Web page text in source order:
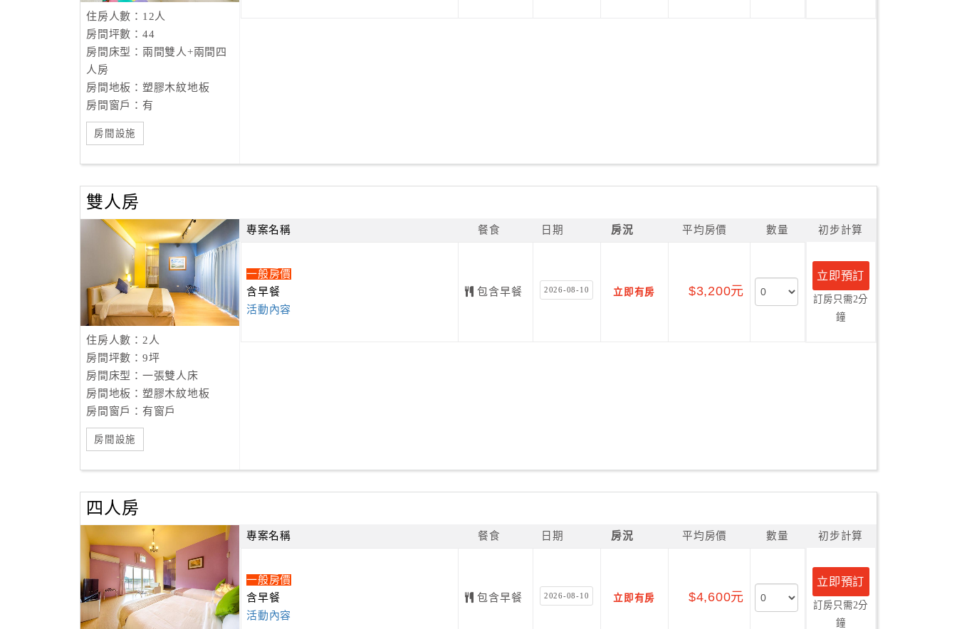
提供嬰兒床、澡盆及奶瓶消毒鍋（有需要請事前告知）
提供玄米茶製作體驗、香草餅乾烘培手作DIY、手工柴窯、烤披薩DIY（註：需收費，人數需滿10人並提前
預定）
提供龜山島賞鯨豚繞島登島、安農溪泛舟代訂服務、員山圳頭-鴛鴦溪溯溪、南方澳浮潛+龍板舟太平洋深度
體驗、太平山莊住宿、綠色博覽會、宜蘭國際童玩藝術節等優惠代訂服務
住房人數：12人
房間坪數：44
房間床型：兩間雙人+兩間四
人房
房間地板：塑膠木紋地板
房間窗戶：有
房間設施
雙人房
住房人數：2人
房間坪數：9坪
房間床型：一張雙人床
房間地板：塑膠木紋地板
房間窗戶：有窗戶
房間設施
專案名稱 餐食 日期 房況 平均房價 數量 初步計算
一般房價
含早餐
活動內容
包含早餐 2026-08-10 立即有房 $3,200元
立即預訂
訂房只需2分
鐘
四人房
專案名稱 餐食 日期 房況 平均房價 數量 初步計算
一般房價
含早餐
活動內容
包含早餐 2026-08-10 立即有房 $4,600元
立即預訂
訂房只需2分
鐘